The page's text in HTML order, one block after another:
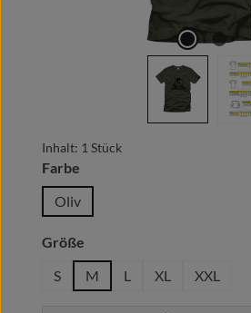
Inhalt: 1 Stück
Farbe
Oliv
Größe
S
M L XL XXL